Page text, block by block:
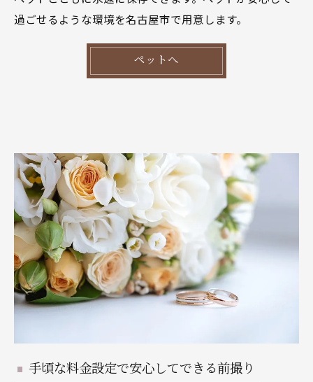
過ごせるような環境を名古屋市で用意します。
ペットへ
手頃な料金設定で安心してできる前撮り